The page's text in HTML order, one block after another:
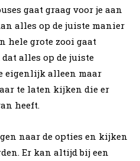
gaat graag voor je aan
alles op de juiste manier
hele grote zooi gaat
alles op de juiste
eigenlijk alleen maar
te laten kijken die er
heeft.
naar de opties en kijken
Er kan altijd bij een